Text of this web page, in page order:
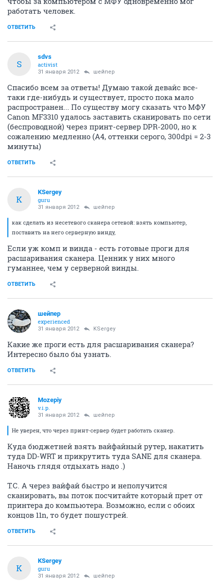
работать человек.
ОТВЕТИТЬ
S
sdvs
activist
31 января 2012 шейпер
Спасибо всем за ответы! Думаю такой девайс все-
таки где-нибудь и существует, просто пока мало
распространен... По существу могу сказать что МФУ
Canon MF3310 удалось заставить сканировать по сети
(беспроводной) через принт-сервер DPR-2000, но к
сожалению медленно (А4, оттенки серого, 300dpi = 2-3
минуты)
ОТВЕТИТЬ
K
KSergey
guru
31 января 2012 шейпер
как сделать из несетевого сканера сетевой: взять компьютер,
поставить на него серверную винду,
Если уж комп и винда - есть готовые проги для
расшаривания сканера. Ценник у них много
гуманнее, чем у серверной винды.
ОТВЕТИТЬ
шейпер
experienced
31 января 2012 KSergey
Какие же проги есть для расшаривания сканера?
Интересно было бы узнать.
ОТВЕТИТЬ
Mozepiy
v.i.p.
31 января 2012 шейпер
Не уверен, что через принт-сервер будет работать сканер.
Куда бюджетней взять вайфайный рутер, накатить
туда DD-WRT и прикрутить туда SANE для сканера.
Наночь глядя отдыхать надо .)
Т.С. А через вайфай быстро и неполучится
сканировать, вы поток посчитайте который прет от
принтера до компьютера. Возможно, если с обоих
концов 11n, то будет пошустрей.
ОТВЕТИТЬ
K
KSergey
guru
31 января 2012 шейпер